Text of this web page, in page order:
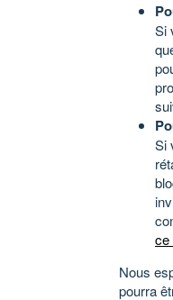
Si
Si
ce
Nous
pourra